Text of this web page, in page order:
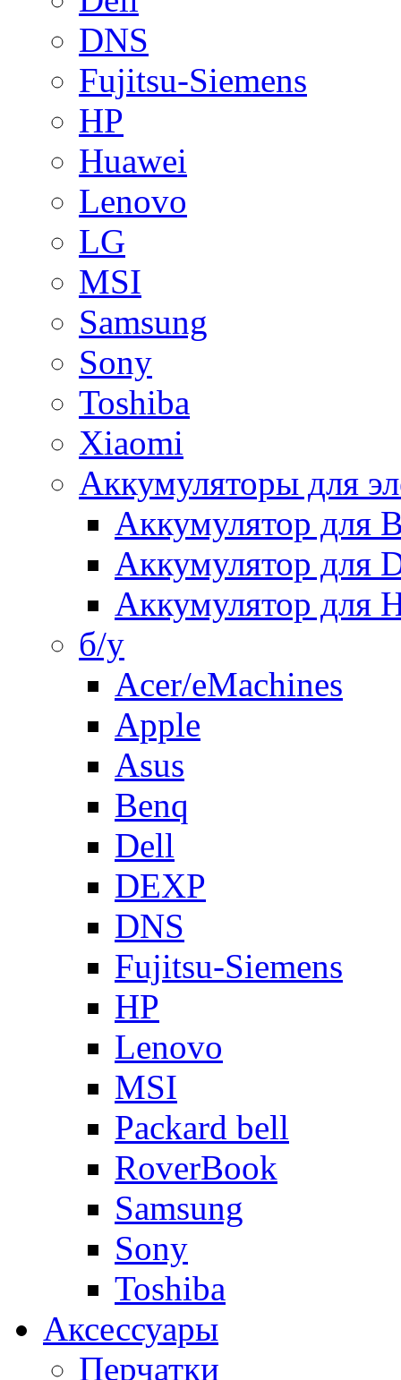
DNS
Fujitsu-Siemens
HP
Huawei
Lenovo
LG
MSI
Samsung
Sony
Toshiba
Xiaomi
Аккумуляторы для
Аккумулятор для
Аккумулятор для
Аккумулятор для
б/у
Acer/eMachines
Apple
Asus
Benq
Dell
DEXP
DNS
Fujitsu-Siemens
HP
Lenovo
MSI
Packard bell
RoverBook
Samsung
Sony
Toshiba
Аксессуары
Перчатки